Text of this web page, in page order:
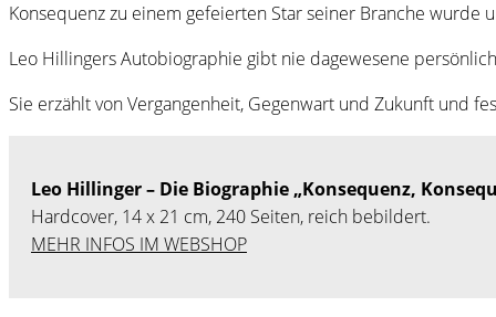
Konsequenz zu einem gefeierten Star seiner Branche wurde
Leo Hillingers Autobiographie gibt nie dagewesene
Sie erzählt von Vergangenheit, Gegenwart und Zukunft und
Leo Hillinger – Die Biographie „Konsequenz,
Hardcover, 14 x 21 cm, 240 Seiten, reich bebildert.
MEHR INFOS IM WEBSHOP